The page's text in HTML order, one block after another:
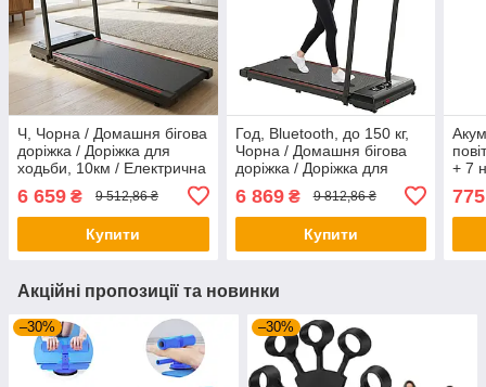
Ч, Чорна / Домашня бігова
доріжка / Доріжка для
ходьби, 10км / Електрична
120×50×13 см
6 659 ₴ 9 512,86 ₴
Купити
Год, Bluetooth, до 150 кг,
Чорна / Домашня бігова
доріжка / Доріжка для
Електрична бігова доріжка
складна
6 869₴ 9 812,86 ₴
Купити
+ 7
775
Акційні пропозиції та новинки
–30% –30%